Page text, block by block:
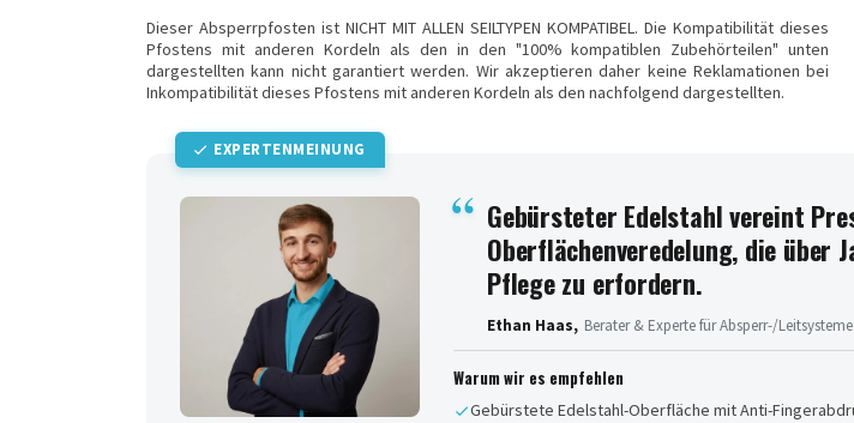
Dieser Absperrpfosten ist NICHT MIT ALLEN SEILTYPEN KOMPATIBEL. Die Kompatibilität dieses
Pfostens mit anderen Kordeln als den in den "100% kompatiblen Zubehörteilen" unten
dargestellten kann nicht garantiert werden. Wir akzeptieren daher keine Reklamationen bei
Inkompatibilität dieses Pfostens mit anderen Kordeln als den nachfolgend dargestellten.
EXPERTENMEINUNG
Gebürsteter Edelstahl vereint
Oberflächenveredelung, die über
Pflege zu erfordern.
Ethan Haas, Berater & Experte für Absperr-/Leitsysteme
Warum wir es empfehlen
Gebürstete Edelstahl-Oberfläche mit Anti-